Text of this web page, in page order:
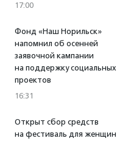
17:00
Фонд «Наш Норильск»
напомнил об осенней
заявочной кампании
на поддержку социальных
проектов
16:31
Открыт сбор средств
на фестиваль для женщин